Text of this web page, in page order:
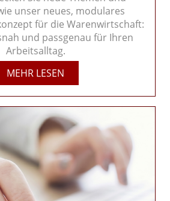
unser neues, modulares
für die Warenwirtschaft:
und passgenau für Ihren
Arbeitsalltag.
MEHR LESEN